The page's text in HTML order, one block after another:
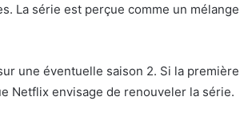
La série est perçue comme un mélange
une éventuelle saison 2. Si la première
Netflix envisage de renouveler la série.